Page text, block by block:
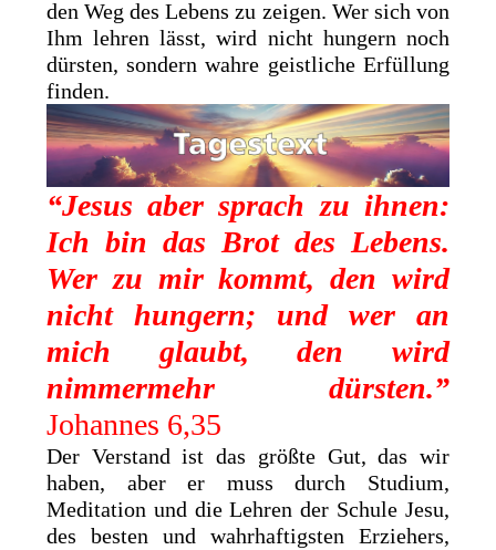
den Weg des Lebens zu zeigen. Wer sich von
Ihm lehren lässt, wird nicht hungern noch
dürsten, sondern wahre geistliche Erfüllung
finden.
“Jesus aber sprach zu ihnen:
Ich bin das Brot des Lebens.
Wer zu mir kommt, den wird
nicht hungern; und wer an
mich glaubt, den wird
nimmermehr dürsten.”
Johannes 6,35
Der Verstand ist das größte Gut, das wir
haben, aber er muss durch Studium,
Meditation und die Lehren der Schule Jesu,
des besten und wahrhaftigsten Erziehers,